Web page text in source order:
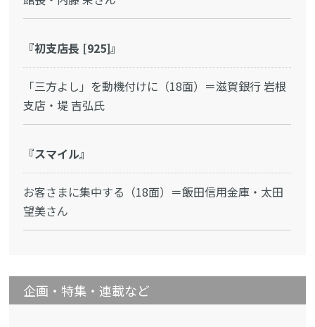
『初支店長 [925]』
「三方よし」を動機付けに（18面）＝滋賀銀行 岩根
支店・堤 吉弘氏
『スマイル』
お客さまに集中する（18面）＝飯田信用金庫・太田
望美さん
企画・特集・連載など